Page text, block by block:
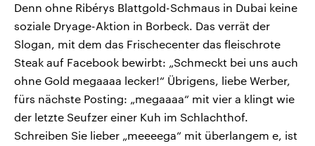
Denn ohne Ribérys Blattgold-Schmaus in Dubai keine
soziale Dryage-Aktion in Borbeck. Das verrät der
Slogan, mit dem das Frischecenter das fleischrote
Steak auf Facebook bewirbt: „Schmeckt bei uns auch
ohne Gold megaaaa lecker!“ Übrigens, liebe Werber,
fürs nächste Posting: „megaaaa“ mit vier a klingt wie
der letzte Seufzer einer Kuh im Schlachthof.
Schreiben Sie lieber „meeeega“ mit überlangem e, ist